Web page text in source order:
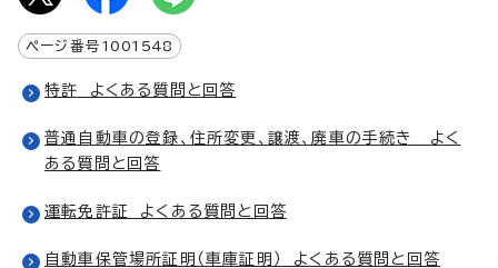
ページ番号 1001548
特許 よくある質問と回答
普通自動車の登録、住所変更、譲渡、廃車の手続き よく
ある質問と回答
運転免許証 よくある質問と回答
自動車保管場所証明（車庫証明） よくある質問と回答